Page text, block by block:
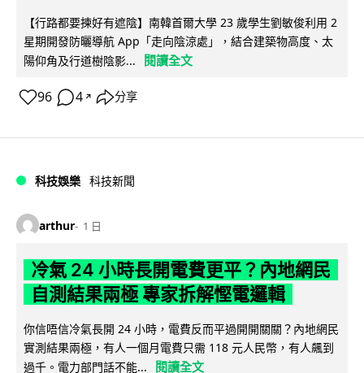
【行路都要揀好有遮陰】南韓首爾大學 23 歲學生劉敏俊利用 2
星期開發防曬導航 App「走向陰涼處」，結合建築物高度、太
陽仰角及行道樹陰影...
閱讀全文
96 4 ↗ 分享
科技娛樂 科技新聞
arthur 1 日
冷氣 24 小時長開電費更平？內地網民
自測結果兩極 專家拆解慳電邏輯
你信唔信冷氣長開 24 小時，電費反而平過開開關關？內地網民
實測結果兩極，有人一個月電費只需 118 元人民幣，有人飆到
過千。電力部門話不能...
閱讀全文